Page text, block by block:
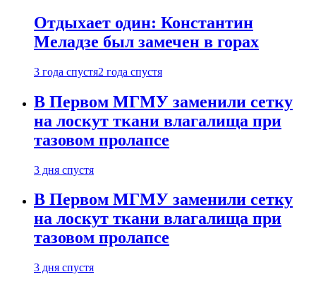
Отдыхает один: Константин
Меладзе был замечен в горах
3 года спустя2 года спустя
В Первом МГМУ заменили сетку
на лоскут ткани влагалища при
тазовом пролапсе
3 дня спустя
В Первом МГМУ заменили сетку
на лоскут ткани влагалища при
тазовом пролапсе
3 дня спустя